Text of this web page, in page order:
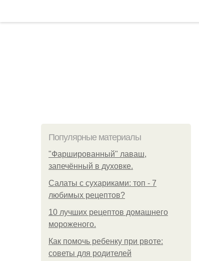
Популярные материалы
"Фаршированный" лаваш,
запечённый в духовке.
Салаты с сухариками: топ - 7
любимых рецептов?
10 лучших рецептов домашнего
мороженого.
Как помочь ребенку при рвоте:
советы для родителей